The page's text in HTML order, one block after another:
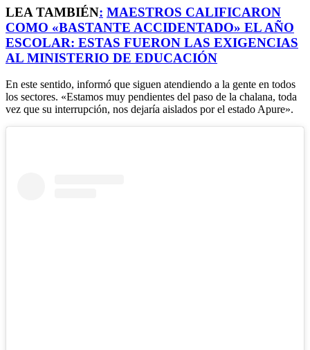
LEA TAMBIÉN: MAESTROS CALIFICARON
COMO «BASTANTE ACCIDENTADO» EL AÑO
ESCOLAR: ESTAS FUERON LAS EXIGENCIAS
AL MINISTERIO DE EDUCACIÓN
En este sentido, informó que siguen atendiendo a la gente en todos
los sectores. «Estamos muy pendientes del paso de la chalana, toda
vez que su interrupción, nos dejaría aislados por el estado Apure».